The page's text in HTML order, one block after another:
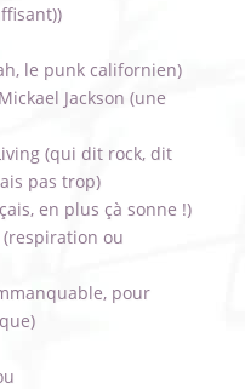
le punk californien)
Jackson (une
(qui dit rock, dit
pas trop)
en plus çà sonne !)
ou
pour